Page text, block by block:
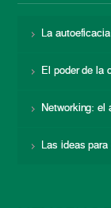
La
El poder de la
Networking: el
Las ideas